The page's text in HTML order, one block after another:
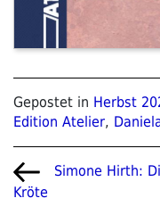
Gepostet in Herbst
Edition Atelier,
Vorheriger
Beitrag
Simone Hirth:
Kröte